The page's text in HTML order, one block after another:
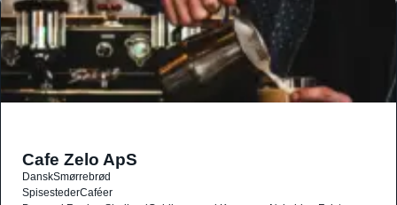
Cafe Zelo ApS
DanskSmørrebrød
SpisestederCaféer